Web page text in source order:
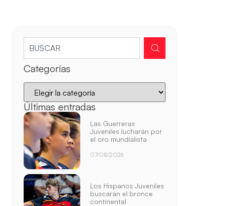
Categorías
Últimas entradas
Las Guerreras
Juveniles lucharán por
el oro mundialista
07/08/2026
Los Hispanos Juveniles
buscarán el bronce
continental